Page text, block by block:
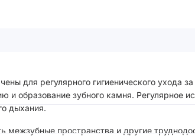
для регулярного гигиенического ухода
образование зубного камня. Регулярное
дыхания.
межзубные пространства и другие